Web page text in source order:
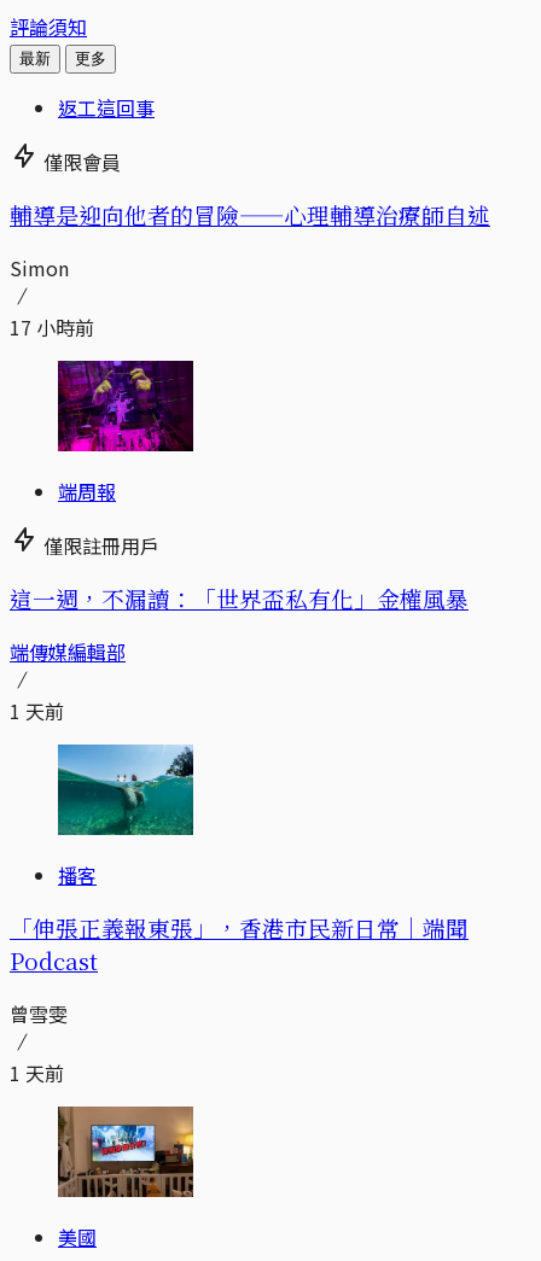
評論須知
最新 更多
返工這回事
僅限會員
輔導是迎向他者的冒險——心理輔導治療師自述
Simon
17 小時前
端周報
僅限註冊用戶
這一週，不漏讀：「世界盃私有化」金權風暴
端傳媒編輯部
1 天前
播客
「伸張正義報東張」，香港市民新日常｜端聞
Podcast
曾雪雯
1 天前
美國